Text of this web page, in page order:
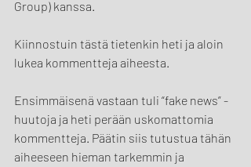
Group) kanssa.
Kiinnostuin tästä tietenkin heti ja aloin
lukea kommentteja aiheesta.
Ensimmäisenä vastaan tuli “fake news” -
huutoja ja heti perään uskomattomia
kommentteja. Päätin siis tutustua tähän
aiheeseen hieman tarkemmin ja